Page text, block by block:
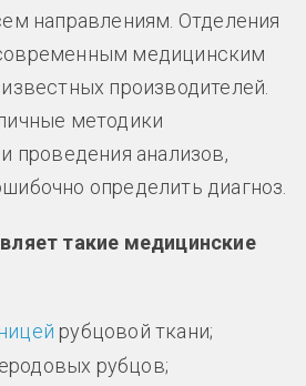
направлениям. Отделения
медицинским
производителей.
методики
проведения анализов,
определить диагноз.
такие медицинские
рубцовой ткани;
рубцов;